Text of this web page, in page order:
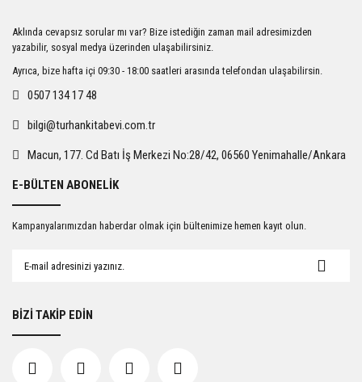
Ürün açıklamasında eksik bilgiler bulunuyor.
Ürün bilgilerinde hatalar bulunuyor.
Ürün fiyatı diğer sitelerden daha pahalı.
Gönder
Aklında cevapsız sorular mı var? Bize istediğin zaman mail adresimizden
yazabilir, sosyal medya üzerinden ulaşabilirsiniz.
Ayrıca, bize hafta içi 09:30 - 18:00 saatleri arasında telefondan ulaşabilirsin.
0507 134 17 48
bilgi@turhankitabevi.com.tr
Macun, 177. Cd Batı İş Merkezi No:28/42, 06560 Yenimahalle/Ankara
E-BÜLTEN ABONELİK
Kampanyalarımızdan haberdar olmak için bültenimize hemen kayıt olun.
BİZİ TAKİP EDİN